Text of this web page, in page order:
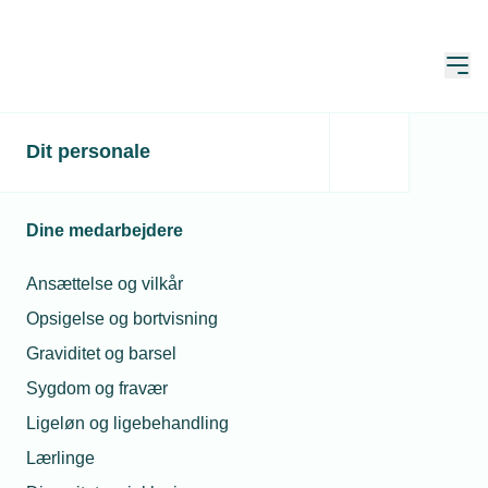
Dit personale
Dine medarbejdere
Ansættelse og vilkår
Opsigelse og bortvisning
Graviditet og barsel
Sygdom og fravær
Ligeløn og ligebehandling
Lærlinge
Fem sommerskarpe til